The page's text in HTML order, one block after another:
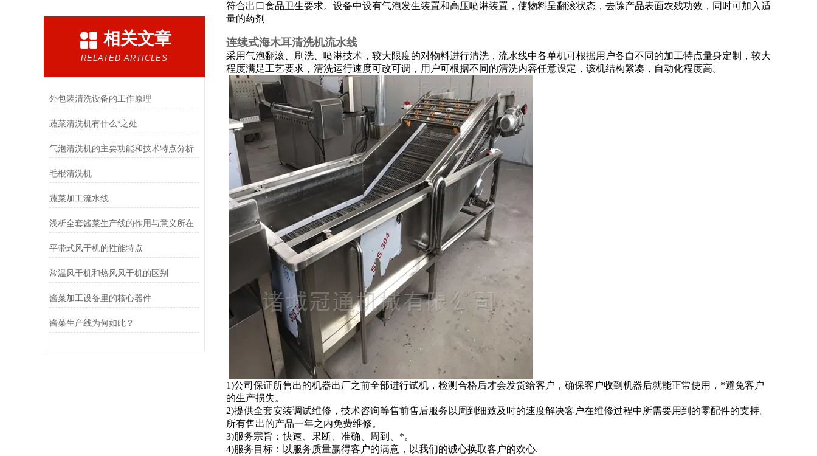
相关文章
RELATED ARTICLES
外包装清洗设备的工作原理
蔬菜清洗机有什么*之处
气泡清洗机的主要功能和技术特点分析
毛棍清洗机
蔬菜加工流水线
浅析全套酱菜生产线的作用与意义所在
平带式风干机的性能特点
常温风干机和热风风干机的区别
酱菜加工设备里的核心器件
酱菜生产线为何如此？
符合出口食品卫生要求。设备中设有气泡发生装置和高压喷淋装置，使物料呈翻滚状态，去除产品表面农残功效，同时可加入适
量的药剂
连续式海木耳清洗机流水线
采用气泡翻滚、刷洗、喷淋技术，较大限度的对物料进行清洗，流水线中各单机可根据用户各自不同的加工特点量身定制，较大
程度满足工艺要求，清洗运行速度可改可调，用户可根据不同的清洗内容任意设定，该机结构紧凑，自动化程度高。
1)公司保证所售出的机器出厂之前全部进行试机，检测合格后才会发货给客户，确保客户收到机器后就能正常使用，*避免客户
的生产损失。
2)提供全套安装调试维修，技术咨询等售前售后服务以周到细致及时的速度解决客户在维修过程中所需要用到的零配件的支持。
所有售出的产品一年之内免费维修。
3)服务宗旨：快速、果断、准确、周到、*。
4)服务目标：以服务质量赢得客户的满意，以我们的诚心换取客户的欢心.